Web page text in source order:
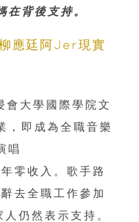
背後支持。
應廷阿Jer現實
大學國際學院文
，即成為全職音樂
唱
零收入。歌手路
去全職工作參加
仍然表示支持。